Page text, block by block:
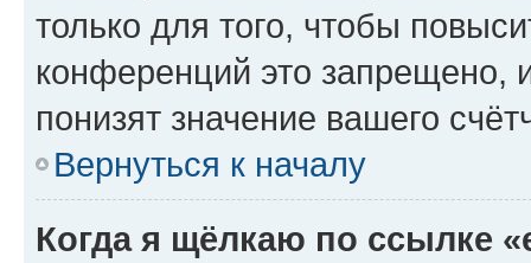
только для того, чтобы
конференций это запрещено,
понизят значение вашего
Вернуться к началу
Когда я щёлкаю по ссылке